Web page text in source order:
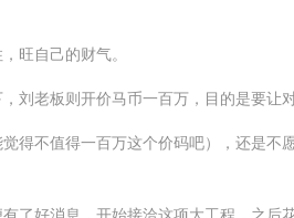
旺自己的财气。
刘老板则开价马币一百万，目的是要让
得不值得一百万这个价码吧），还是不